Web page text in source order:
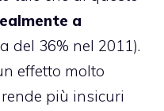
a
del 36% nel 2011).
effetto molto
più insicuri